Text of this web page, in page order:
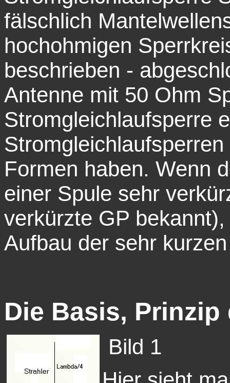
fälschlich
hochohmigen
beschrieben -
Antenne mit 50 Ohm
Stromgleichlaufsperre
Formen haben. Wenn
einer Spule sehr
verkürzte GP
Aufbau der sehr
Die Basis,
Bild 1